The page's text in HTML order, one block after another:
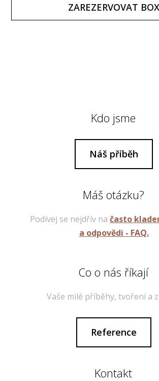
ZAREZERVOVAT BOX
Kdo jsme
Náš příběh
Máš otázku?
Podívej se nejdřív na často
a odpovědi - FAQ.
Co o nás říkají
Vaše milé příběhy, tvoření a
Reference
Kontakt